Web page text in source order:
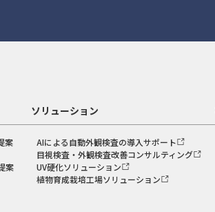
案
案
ソリューション
AIによる自動外観検査の導入サポート
目視検査・外観検査改善コンサルティング
UV硬化ソリューション
植物育成栽培工場ソリューション